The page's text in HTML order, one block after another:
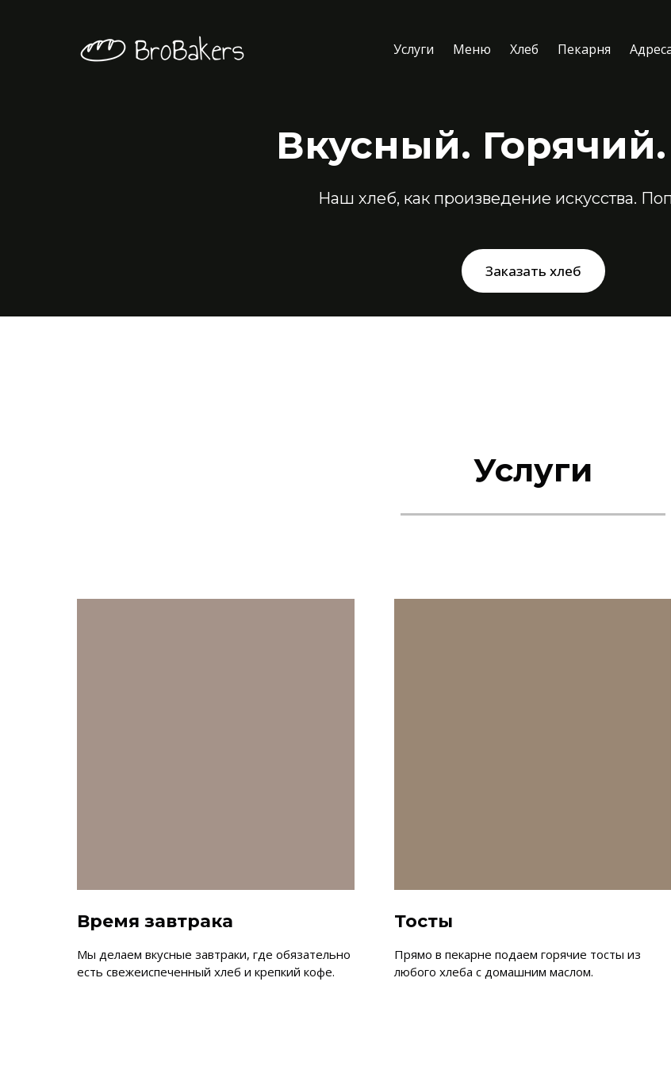
Услуги Меню Хлеб Пекарня
Вкусный.
Наш хлеб, как произведение искусства.
Заказать хлеб
Услуги
Время завтрака
Мы делаем вкусные завтраки, где обязательно
есть свежеиспеченный хлеб и крепкий кофе.
Тосты
Прямо в пекарне подаем горячие тосты из
любого хлеба с домашним маслом.